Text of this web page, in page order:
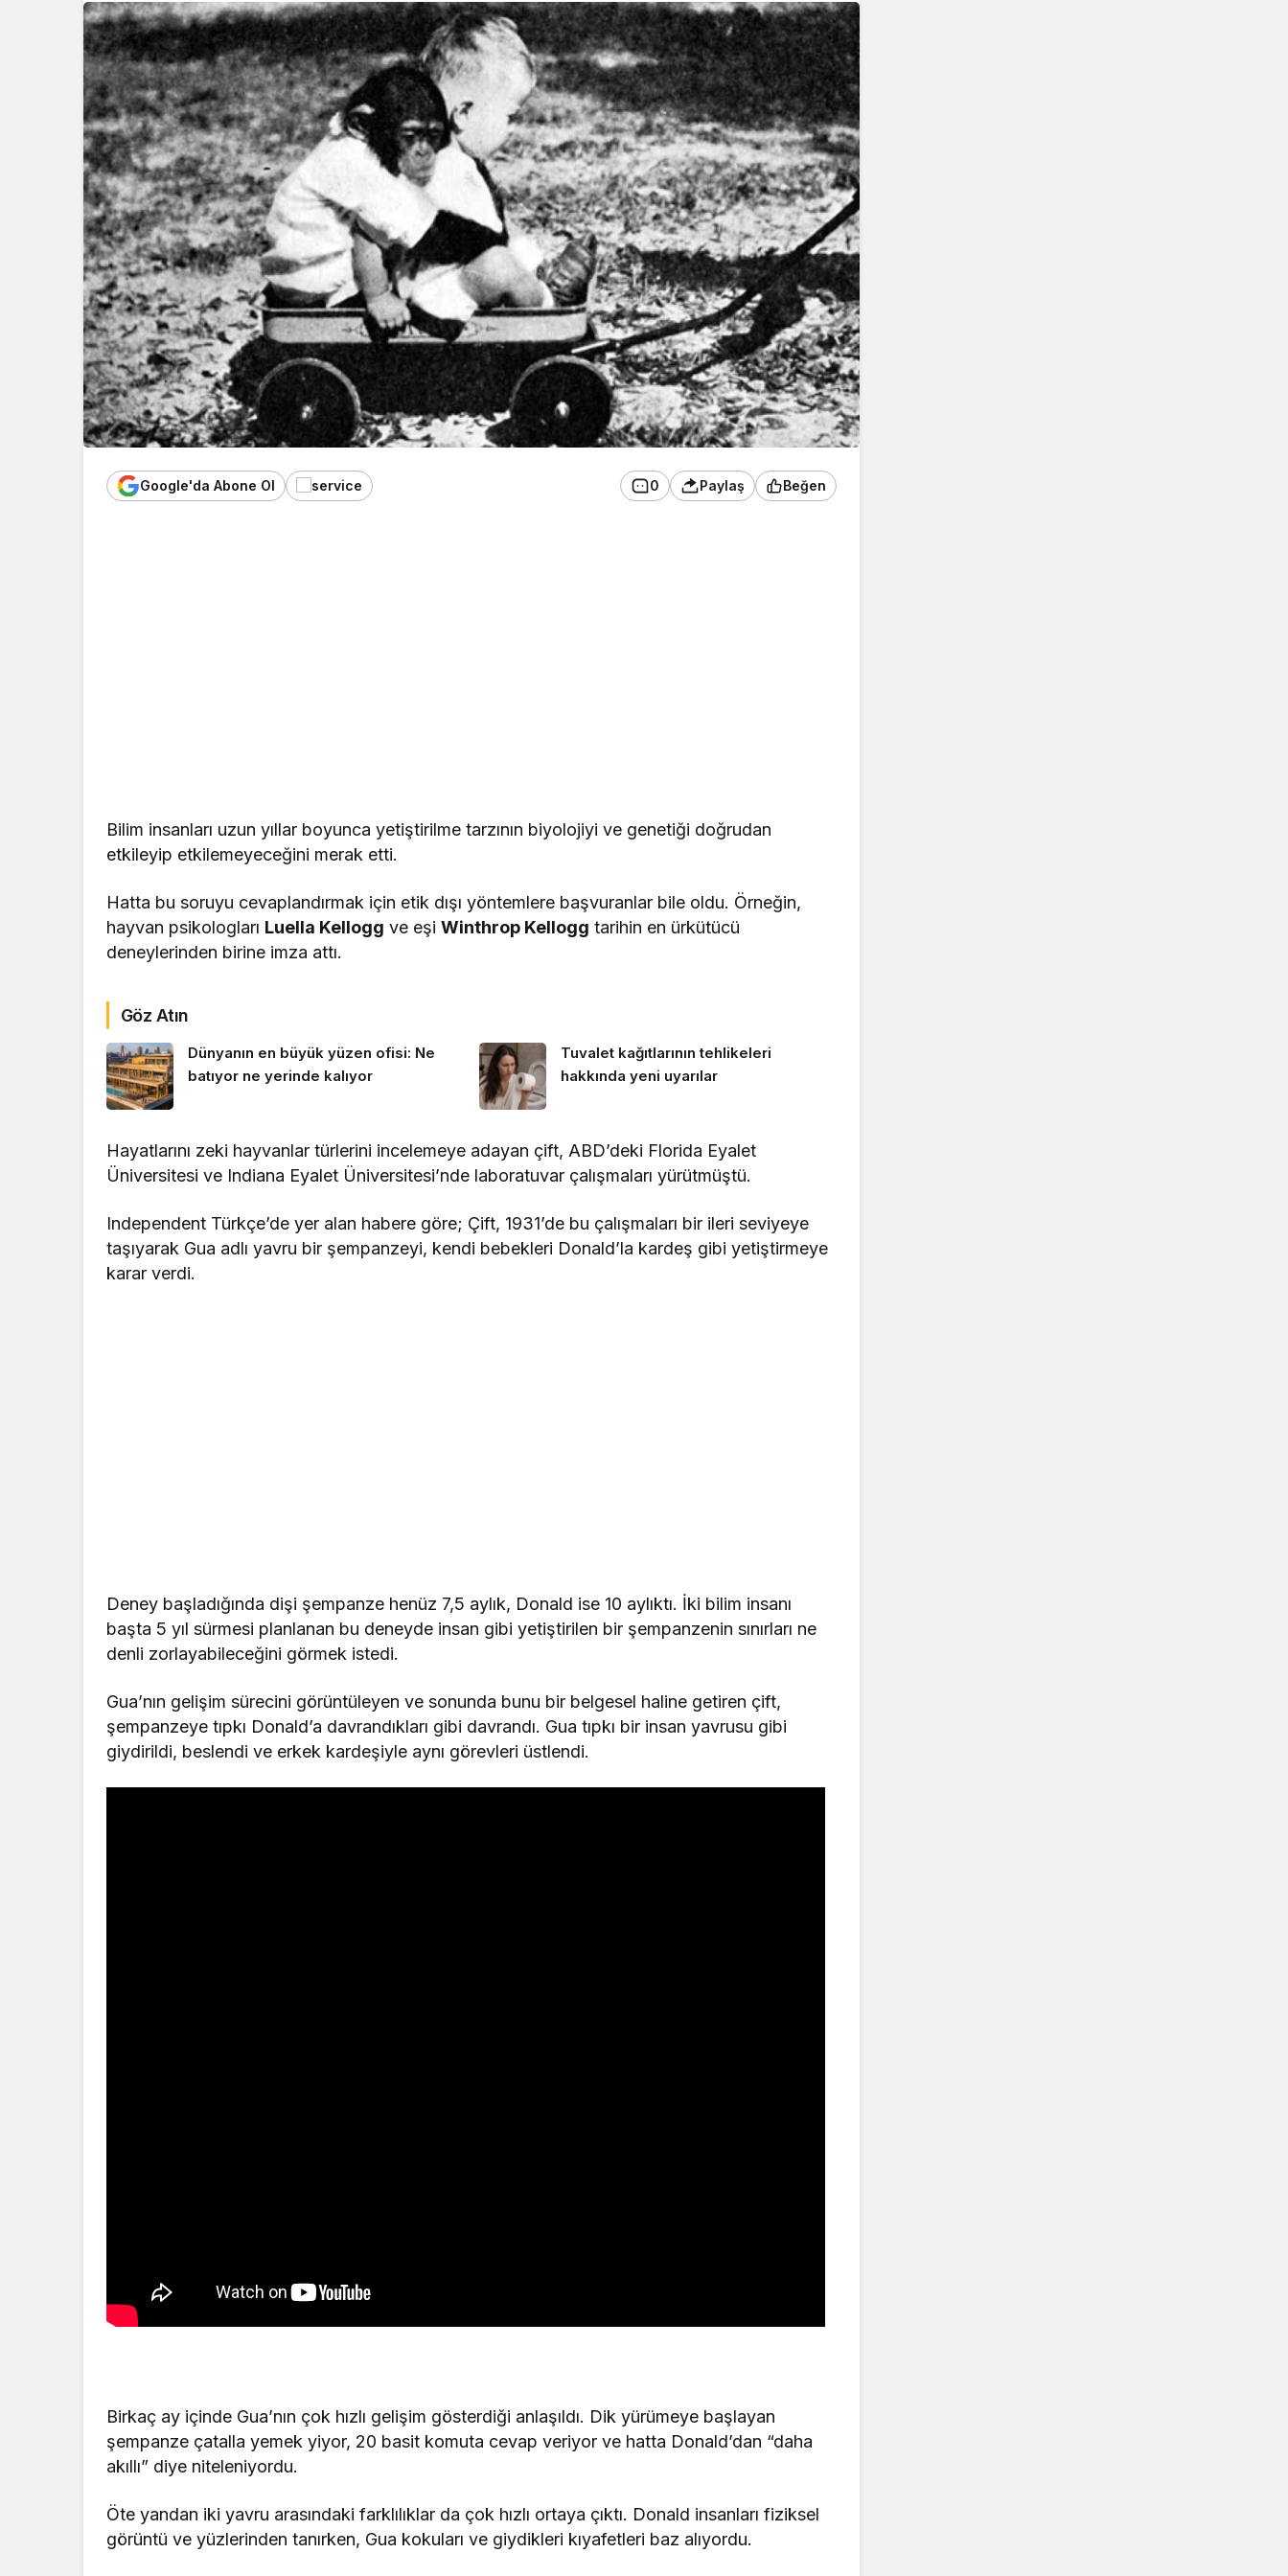
Google'da Abone Ol 0 Paylaş Beğen
Bilim insanları uzun yıllar boyunca yetiştirilme tarzının biyolojiyi ve genetiği doğrudan
etkileyip etkilemeyeceğini merak etti.
Hatta bu soruyu cevaplandırmak için etik dışı yöntemlere başvuranlar bile oldu. Örneğin,
hayvan psikologları Luella Kellogg ve eşiWinthrop Kellogg tarihin en ürkütücü
deneylerinden birine imza attı.
Göz Atın
Dünyanın en büyük yüzen ofisi: Ne
batıyor ne yerinde kalıyor
Tuvalet kağıtlarının tehlikeleri
hakkında yeni uyarılar
Hayatlarını zeki hayvanlar türlerini incelemeye adayan çift, ABD’deki Florida Eyalet
Üniversitesi ve Indiana Eyalet Üniversitesi’nde laboratuvar çalışmaları yürütmüştü.
Independent Türkçe’de yer alan habere göre; Çift, 1931’de bu çalışmaları bir ileri seviyeye
taşıyarak Gua adlı yavru bir şempanzeyi, kendi bebekleri Donald’la kardeş gibi yetiştirmeye
karar verdi.
Deney başladığında dişi şempanze henüz 7,5 aylık, Donald ise 10 aylıktı. İki bilim insanı
başta 5 yıl sürmesi planlanan bu deneyde insan gibi yetiştirilen bir şempanzenin sınırları ne
denli zorlayabileceğini görmek istedi.
Gua’nın gelişim sürecini görüntüleyen ve sonunda bunu bir belgesel haline getiren çift,
şempanzeye tıpkı Donald’a davrandıkları gibi davrandı. Gua tıpkı bir insan yavrusu gibi
giydirildi, beslendi ve erkek kardeşiyle aynı görevleri üstlendi.
Birkaç ay içinde Gua’nın çok hızlı gelişim gösterdiği anlaşıldı. Dik yürümeye başlayan
şempanze çatalla yemek yiyor, 20 basit komuta cevap veriyor ve hatta Donald’dan “daha
akıllı” diye niteleniyordu.
Öte yandan iki yavru arasındaki farklılıklar da çok hızlı ortaya çıktı. Donald insanları fiziksel
görüntü ve yüzlerinden tanırken, Gua kokuları ve giydikleri kıyafetleri baz alıyordu.